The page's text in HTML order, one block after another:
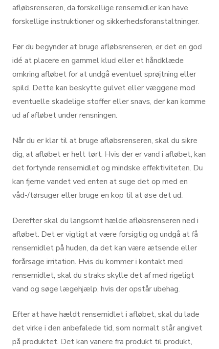
afløbsrenseren, da forskellige rensemidler kan have
forskellige instruktioner og sikkerhedsforanstaltninger.
Før du begynder at bruge afløbsrenseren, er det en god
idé at placere en gammel klud eller et håndklæde
omkring afløbet for at undgå eventuel sprøjtning eller
spild. Dette kan beskytte gulvet eller væggene mod
eventuelle skadelige stoffer eller snavs, der kan komme
ud af afløbet under rensningen.
Når du er klar til at bruge afløbsrenseren, skal du sikre
dig, at afløbet er helt tørt. Hvis der er vand i afløbet, kan
det fortynde rensemidlet og mindske effektiviteten. Du
kan fjerne vandet ved enten at suge det op med en
våd-/tørsuger eller bruge en kop til at øse det ud.
Derefter skal du langsomt hælde afløbsrenseren ned i
afløbet. Det er vigtigt at være forsigtig og undgå at få
rensemidlet på huden, da det kan være ætsende eller
forårsage irritation. Hvis du kommer i kontakt med
rensemidlet, skal du straks skylle det af med rigeligt
vand og søge lægehjælp, hvis der opstår ubehag.
Efter at have hældt rensemidlet i afløbet, skal du lade
det virke i den anbefalede tid, som normalt står angivet
på produktet. Det kan variere fra produkt til produkt,